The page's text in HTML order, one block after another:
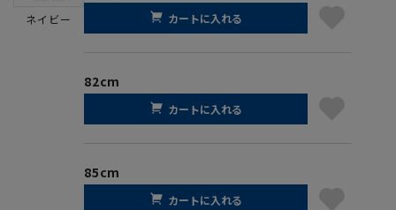
ネイビー カートに入れる
82cm
カートに入れる
85cm
カートに入れる